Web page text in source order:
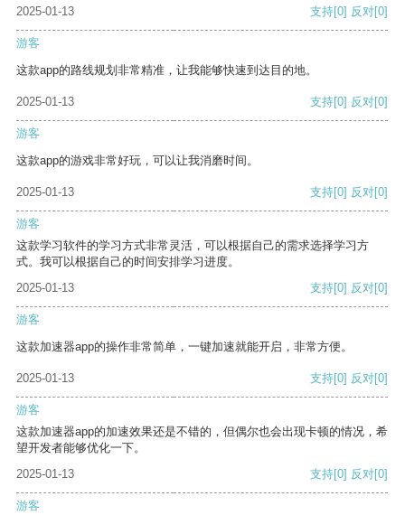
2025-01-13
支持[0] 反对[0]
游客
这款app的路线规划非常精准，让我能够快速到达目的地。
2025-01-13 支持[0] 反对[0]
游客
这款app的游戏非常好玩，可以让我消磨时间。
2025-01-13 支持[0] 反对[0]
游客
这款学习软件的学习方式非常灵活，可以根据自己的需求选择学习方
式。我可以根据自己的时间安排学习进度。
2025-01-13
支持[0] 反对[0]
游客
这款加速器app的操作非常简单，一键加速就能开启，非常方便。
2025-01-13 支持[0] 反对[0]
游客
这款加速器app的加速效果还是不错的，但偶尔也会出现卡顿的情况，希
望开发者能够优化一下。
2025-01-13
支持[0] 反对[0]
游客